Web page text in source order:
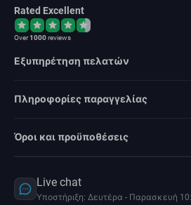
Rated Excellent
Over1000reviews
Εξυπηρέτηση πελατών
Πληροφορίες παραγγελίας
Όροι και προϋποθέσεις
Live chat
Υποστήριξη: Δευτέρα - Παρασκευή